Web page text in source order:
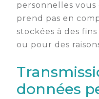
personnelles vous
prend pas en
stockées à des
ou pour des
données